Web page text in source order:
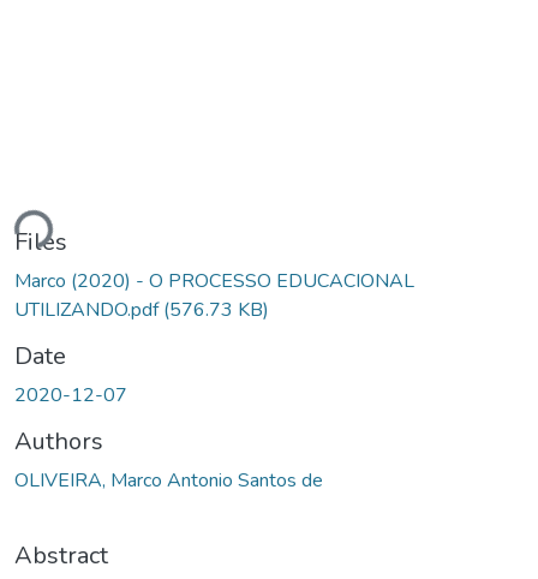
Files
Marco (2020) - O PROCESSO EDUCACIONAL
UTILIZANDO.pdf(576.73 KB)
Date
2020-12-07
Authors
OLIVEIRA, Marco Antonio Santos de
Abstract